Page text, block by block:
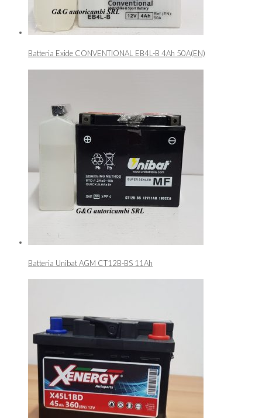
Batteria Exide CONVENTIONAL EB4L-B 4Ah 50A(EN)
Batteria Unibat AGM CT12B-BS 11Ah